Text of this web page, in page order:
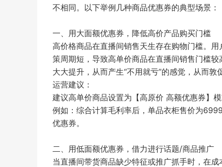
不相同。以下举例几种商品优惠券的典型场景：
一、用大面额优惠券，降低高价产品购买门槛
高价格商品在直播间销售天生存在购物门槛。
策周期短，导致高单价商品在直播间销售门槛
大大提升，从而产生“不用就亏”的感觉，从而
运营建议：
建议高单价商品设置为【高原价 高额优惠券】
例如：综合计算毛利率后，单品衣柜售价为
优惠券。
二、用低面额优惠券，借力进行话题/商品推广
当直播间带货商品缺少特征或推广抓手时，在